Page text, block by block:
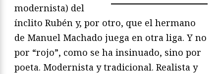
modernista) del
ínclito Rubén y, por otro, que el hermano
de Manuel Machado juega en otra liga. Y no
por “rojo”, como se ha insinuado, sino por
poeta. Modernista y tradicional. Realista y